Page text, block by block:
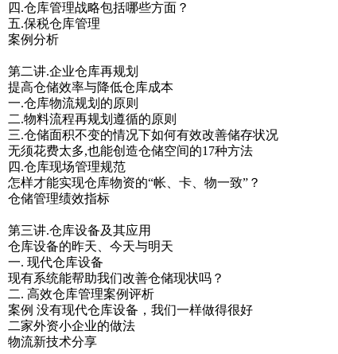
四.仓库管理战略包括哪些方面？
五.保税仓库管理
案例分析
第二讲.企业仓库再规划
提高仓储效率与降低仓库成本
一.仓库物流规划的原则
二.物料流程再规划遵循的原则
三.仓储面积不变的情况下如何有效改善储存状况
无须花费太多,也能创造仓储空间的17种方法
四.仓库现场管理规范
怎样才能实现仓库物资的“帐、卡、物一致”？
仓储管理绩效指标
第三讲.仓库设备及其应用
仓库设备的昨天、今天与明天
一. 现代仓库设备
现有系统能帮助我们改善仓储现状吗？
二. 高效仓库管理案例评析
案例 没有现代仓库设备，我们一样做得很好
二家外资小企业的做法
物流新技术分享